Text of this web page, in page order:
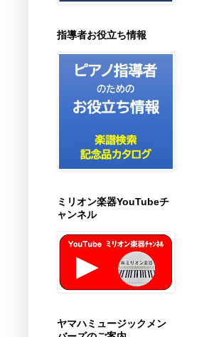
指導者お役立ち情報
ミリオン楽器YouTubeチ
ャンネル
ヤマハミュージックメン